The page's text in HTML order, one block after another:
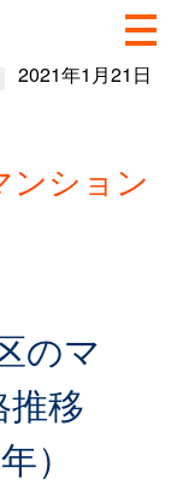
2021年1月21日
ンション
のマ
推移
）